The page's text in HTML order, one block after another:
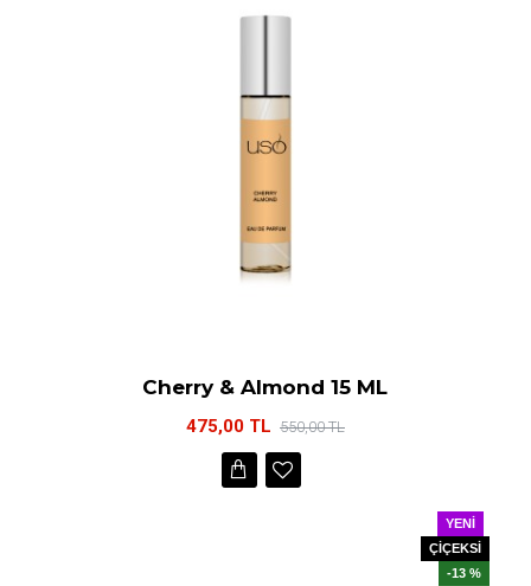
Cherry & Almond 15 ML
475,00 TL 550,00 TL
YENI
ÇİÇEKSİ
-13 %